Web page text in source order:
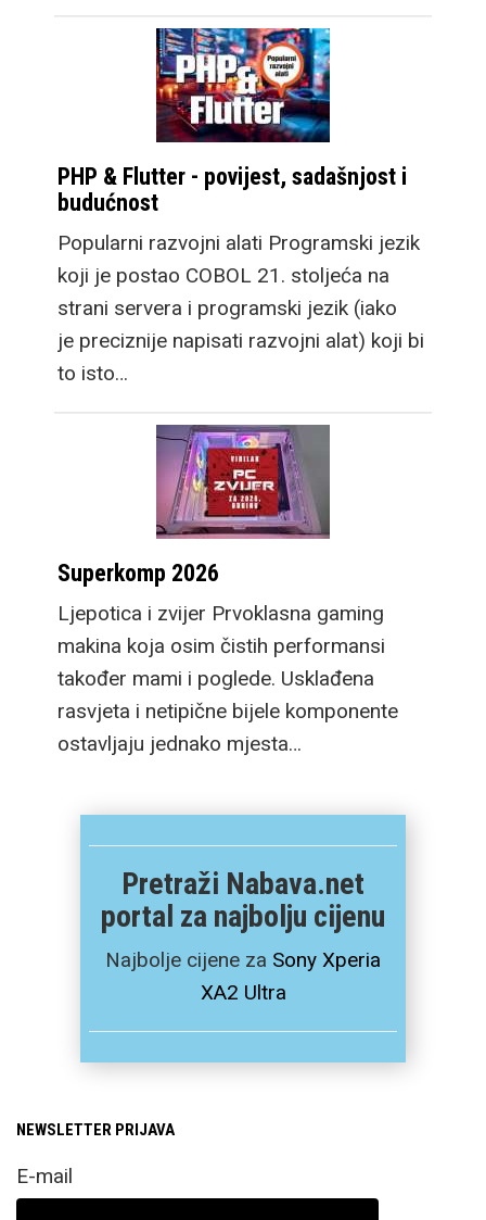
PHP & Flutter - povijest, sadašnjost i
budućnost
Popularni razvojni alati Programski jezik
koji je postao COBOL 21. stoljeća na
strani servera i programski jezik (iako
je preciznije napisati razvojni alat) koji bi
to isto…
Superkomp 2026
Ljepotica i zvijer Prvoklasna gaming
makina koja osim čistih performansi
također mami i poglede. Usklađena
rasvjeta i netipične bijele komponente
ostavljaju jednako mjesta…
Pretraži Nabava.net
portal za najbolju cijenu
Najbolje cijene za Sony Xperia
XA2 Ultra
NEWSLETTER PRIJAVA
E-mail